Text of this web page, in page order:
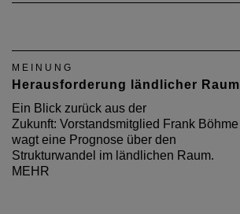
MEINUNG
Herausforderung ländlicher Raum
Ein Blick zurück aus der
Zukunft: Vorstandsmitglied Frank Böhme
wagt eine Prognose über den
Strukturwandel im ländlichen Raum.
MEHR